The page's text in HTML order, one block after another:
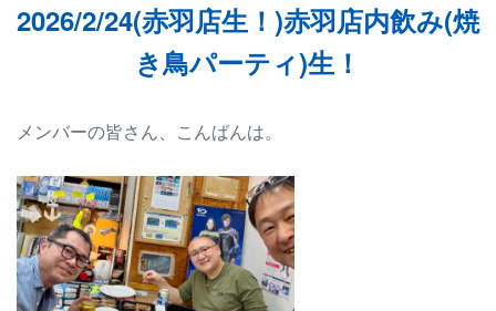
2026/2/24(赤羽店生！)赤羽店内飲み(焼
き鳥パーティ)生！
メンバーの皆さん、こんばんは。